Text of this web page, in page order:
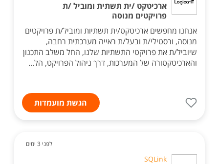
ארכיטקט /ית תשתית ומוביל /ת
פרויקטים מנוסה
אנחנו מחפשים ארכיטקט/ית תשתיות ומוביל/ת פרויקטים
מנוסה, ורסטילי/ת ובעל/ת ראייה מערכתית רחבה,
שיוביל/ת את פרויקטי התשתיות שלנו, החל משלב התכנון
והארכיטקטורה של המערכות, דרך ניהול הפרויקט, הל...
הגשת מועמדות
לפני 3 ימים
SQLink